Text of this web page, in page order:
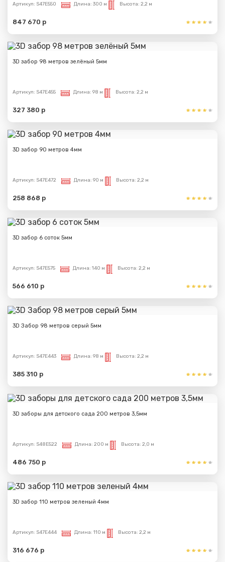
Артикул: S47E550 Длина: 300 м Высота: 2,2 м
847 670 р
3D забор 98 метров зелёный 5мм
Артикул: S47E455 Длина: 98 м Высота: 2,2 м
327 380 р
3D забор 90 метров 4мм
Артикул: S47E472 Длина: 90 м Высота: 2,2 м
258 868 р
3D забор 6 соток 5мм
Артикул: S47E575 Длина: 140 м Высота: 2,2 м
566 610 р
3D Забор 98 метров серый 5мм
Артикул: S47E443 Длина: 98 м Высота: 2,2 м
385 310 р
3D заборы для детского сада 200 метров 3,5мм
Артикул: S48E522 Длина: 200 м Высота: 2,0 м
486 750 р
3D забор 110 метров зеленый 4мм
Артикул: S47E444 Длина: 110 м Высота: 2,2 м
316 676 р